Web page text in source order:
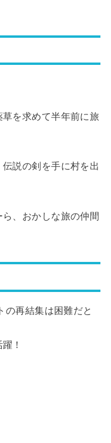
を求めて半年前に旅
説の剣を手に村を出
、おかしな旅の仲間
の再結集は困難だと
！